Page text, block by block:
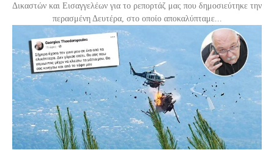
Δικαστών και Εισαγγελέων για το ρεπορτάζ μας που δημοσιεύτηκε την
περασμένη Δευτέρα, στο οποίο αποκαλύπταμε...